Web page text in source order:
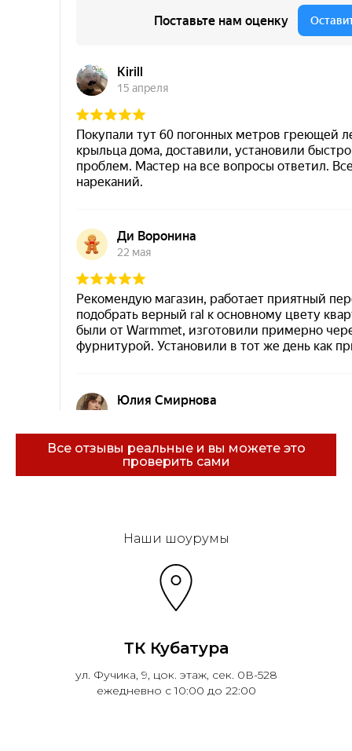
Все отзывы реальные и вы можете это
проверить сами
Наши шоурумы
ТК Кубатура
ул. Фучика, 9, цок. этаж, сек. 0В-528
ежедневно с 10:00 до 22:00